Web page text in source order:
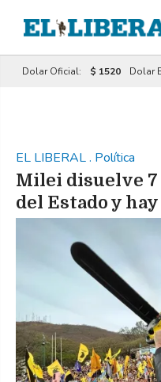
Dolar Oficial: $ 1520 Dolar
EL LIBERAL. Política
Milei disuelve
del Estado y